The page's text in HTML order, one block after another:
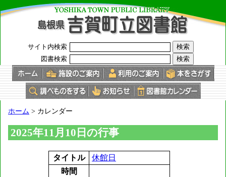
このページの本文へ
サイト内検索
図書検索
現
の
位
置：
ホーム > カレンダー
2025年11月10日の行事
タイトル
休館日
時間